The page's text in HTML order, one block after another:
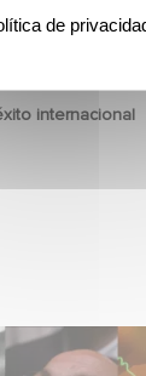
PATRIMONIO
27 años:
internacional
historia,
de